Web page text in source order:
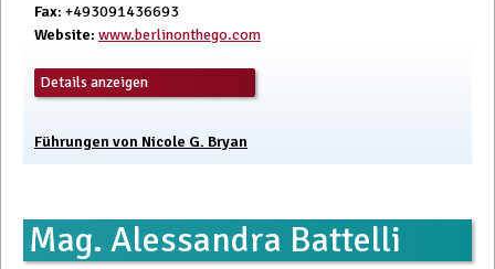
Fax: +493091436693
Website: www.berlinonthego.com
Details anzeigen
Führungen von Nicole G. Bryan
Mag. Alessandra Battelli